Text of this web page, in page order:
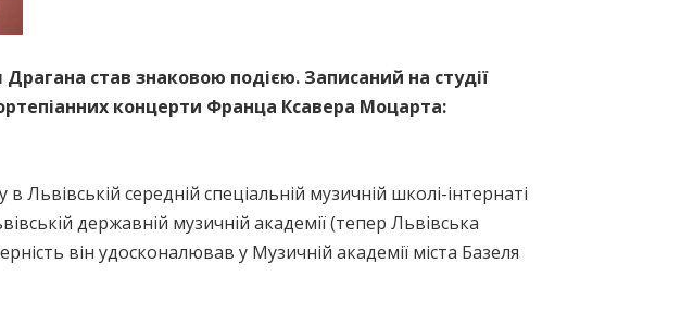
Драгана став знаковою подією. Записаний на студії
концерти Франца Ксавера Моцарта:
середній спеціальній музичній школі-інтернаті
державній музичній академії (тепер Львівська
він удосконалював у Музичній академії міста Базеля